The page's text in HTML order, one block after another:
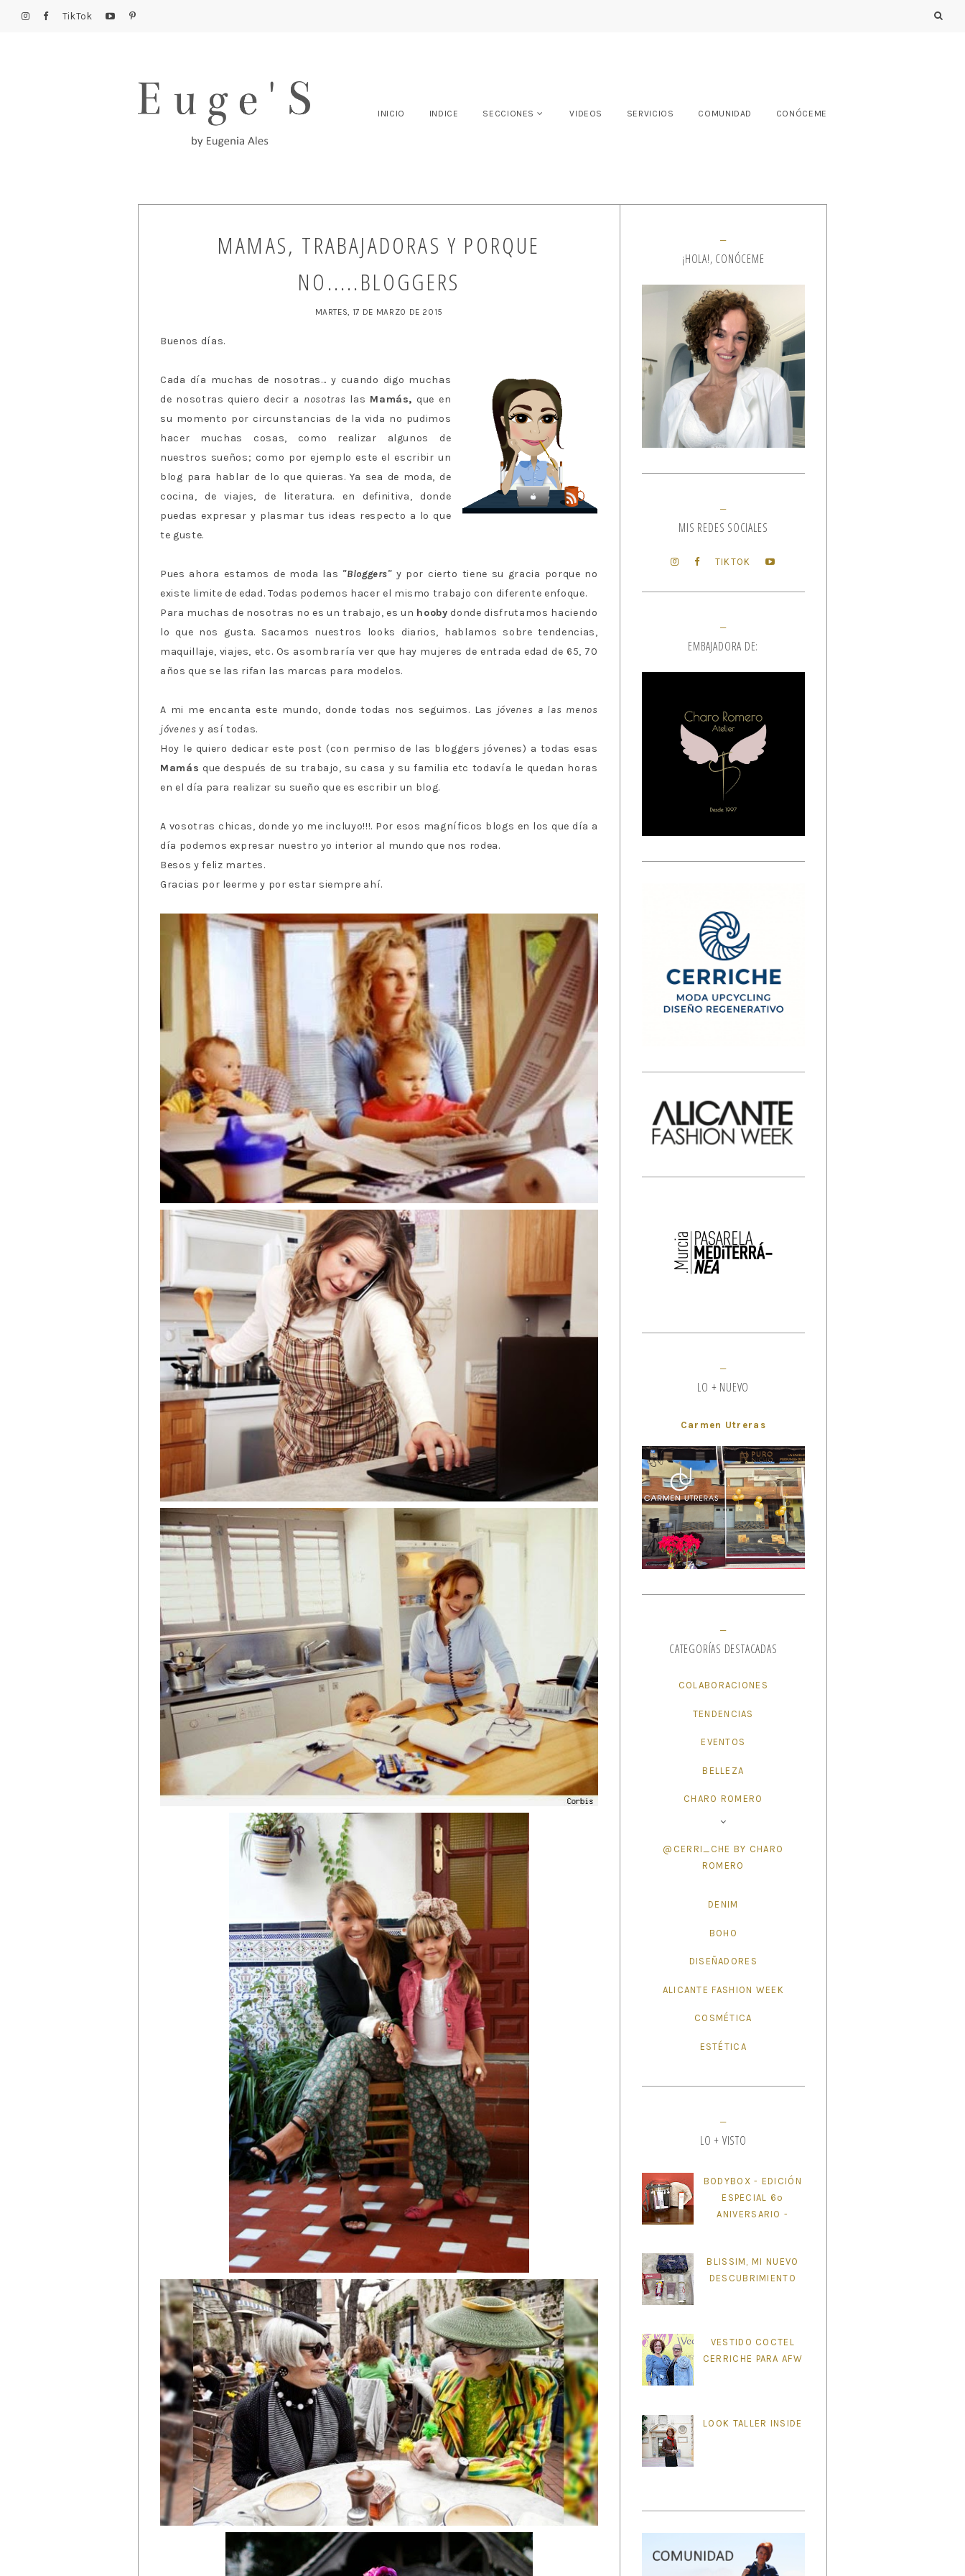
TikTok
INICIO INDICE SECCIONES VIDEOS SERVICIOS COMUNIDAD CONÓCEME
MAMAS, TRABAJADORAS Y PORQUE
NO.....BLOGGERS
MARTES, 17 DE MARZO DE 2015
Buenos días.
Cada día muchas de nosotras... y cuando digo muchas
de nosotras quiero decir a nosotras las Mamás, que en
su momento por circunstancias de la vida no pudimos
hacer muchas cosas, como realizar algunos de
nuestros sueños; como por ejemplo este el escribir un
blog para hablar de lo que quieras. Ya sea de moda, de
cocina, de viajes, de literatura. en definitiva, donde
puedas expresar y plasmar tus ideas respecto a lo que
te guste.
Pues ahora estamos de moda las "Bloggers"y por cierto tiene su gracia porque no
existe limite de edad. Todas podemos hacer el mismo trabajo con diferente enfoque.
Para muchas de nosotras no es un trabajo, es un hooby donde disfrutamos haciendo
lo que nos gusta. Sacamos nuestros looks diarios, hablamos sobre tendencias,
maquillaje, viajes, etc. Os asombraría ver que hay mujeres de entrada edad de 65, 70
años que se las rifan las marcas para modelos.
A mi me encanta este mundo, donde todas nos seguimos. Las jóvenes a las menos
jóvenes y así todas.
Hoy le quiero dedicar este post (con permiso de las bloggers jóvenes) a todas esas
Mamás que después de su trabajo, su casa y su familia etc todavía le quedan horas
en el día para realizar su sueño que es escribir un blog.
A vosotras chicas, donde yo me incluyo!!!. Por esos magníficos blogs en los que día a
día podemos expresar nuestro yo interior al mundo que nos rodea.
Besos y feliz martes.
Gracias por leerme y por estar siempre ahí.
¡HOLA!, CONÓCEME
MIS REDES SOCIALES
TIKTOK
EMBAJADORA DE:
LO + NUEVO
Carmen Utreras
CATEGORÍAS DESTACADAS
COLABORACIONES
TENDENCIAS
EVENTOS
BELLEZA
CHARO ROMERO
@CERRI_CHE BY CHARO
ROMERO
DENIM
BOHO
DISEÑADORES
ALICANTE FASHION WEEK
COSMÉTICA
ESTÉTICA
LO + VISTO
BODYBOX - EDICIÓN
ESPECIAL 6º
ANIVERSARIO -
BLISSIM, MI NUEVO
DESCUBRIMIENTO
VESTIDO COCTEL
CERRICHE PARA AFW
LOOK TALLER INSIDE